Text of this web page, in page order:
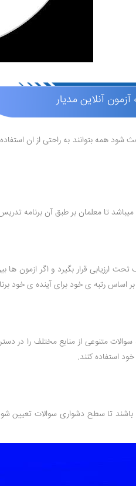
آنلاین مدیار
همه بتوانند به راحتی از ان
میباشد تا معلمان بر طبق آن برنامه
قرار بگیرد و اگر ازمون ها
اساس رتبه ی خود برای آینده ی خود
متنوعی از منابع مختلف را در
خود استفاده کنند.
باشند تا سطح دشواری سوالات